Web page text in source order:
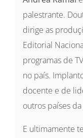
palestrante.
dirige as
Editorial
programas de
no país.
docente e de
outros países
E ultimamente